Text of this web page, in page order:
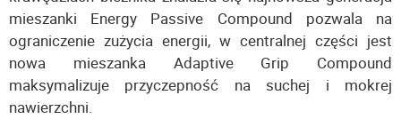
mieszanki Energy Passive Compound pozwala na
ograniczenie zużycia energii, w centralnej części jest
nowa mieszanka Adaptive Grip Compound
maksymalizuje przyczepność na suchej i mokrej
nawierzchni.